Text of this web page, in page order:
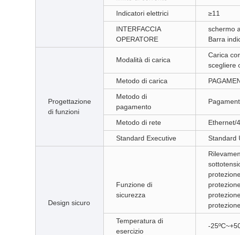
Indicatori elettrici
≥11
INTERFACCIA
OPERATORE
schermo
Barra
Progettazione
di funzioni
Modalità di carica
Carica
scegliere
Metodo di carica
Metodo di
pagamento
Metodo di rete
Ethernet/
Standard Executive
Standard
Design sicuro
Funzione di
sicurezza
Temperatura di
esercizio
-